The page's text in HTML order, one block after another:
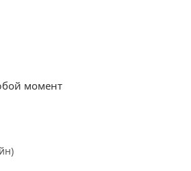
момент